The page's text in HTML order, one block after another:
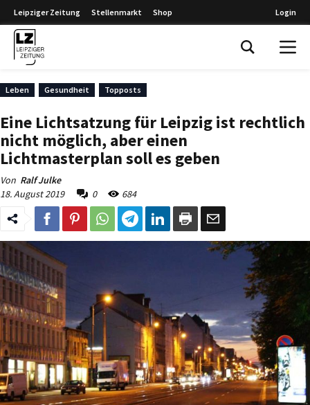
Leipziger Zeitung Stellenmarkt Shop Login
Leben Gesundheit Topposts
Eine Lichtsatzung für Leipzig ist rechtlich
nicht möglich, aber einen
Lichtmasterplan soll es geben
Von Ralf Julke
18. August 2019
0 684